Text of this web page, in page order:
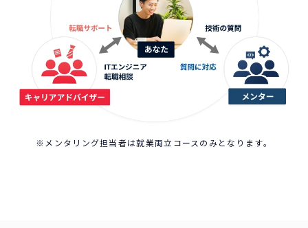
※メンタリング担当者は就業両立コースのみとなります。